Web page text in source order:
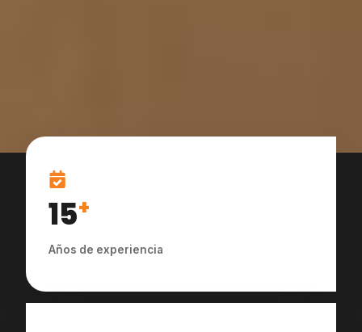
15+
Años de experiencia